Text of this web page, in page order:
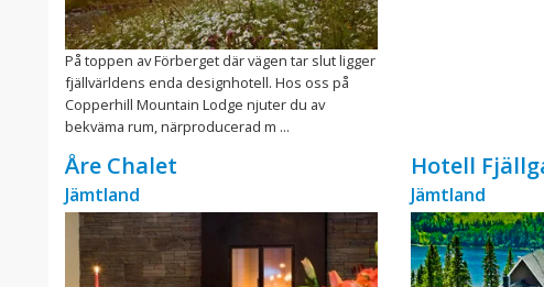
På toppen av Förberget där vägen tar slut ligger
fjällvärldens enda designhotell. Hos oss på
Copperhill Mountain Lodge njuter du av
bekväma rum, närproducerad m ...
Åre Chalet
Jämtland
Hotell
Jämtland